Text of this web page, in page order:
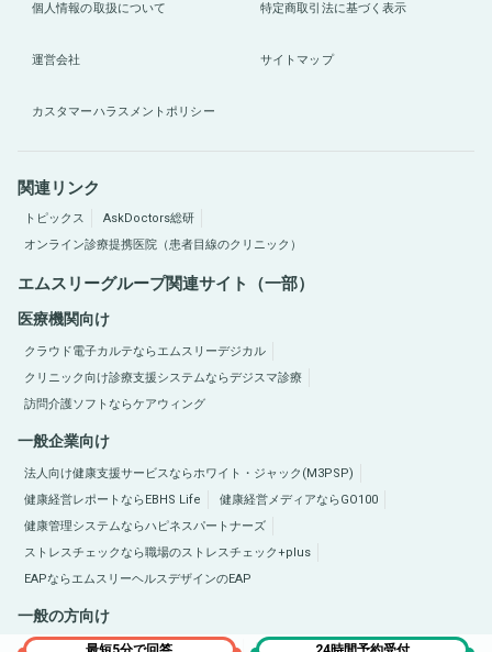
個人情報の取扱について 特定商取引法に基づく表示
運営会社 サイトマップ
カスタマーハラスメントポリシー
関連リンク
トピックス
AskDoctors総研
オンライン診療提携医院（患者目線のクリニック）
エムスリーグループ関連サイト（一部）
医療機関向け
クラウド電子カルテならエムスリーデジカル
クリニック向け診療支援システムならデジスマ診療
訪問介護ソフトならケアウィング
一般企業向け
法人向け健康支援サービスならホワイト・ジャック(M3PSP)
健康経営レポートならEBHS Life
健康経営メディアならGO100
健康管理システムならハピネスパートナーズ
ストレスチェックなら職場のストレスチェック+plus
EAPならエムスリーヘルスデザインのEAP
一般の方向け
医療総合サイトQLife（キューライフ） 肥満症総合サイトならひまんラボ